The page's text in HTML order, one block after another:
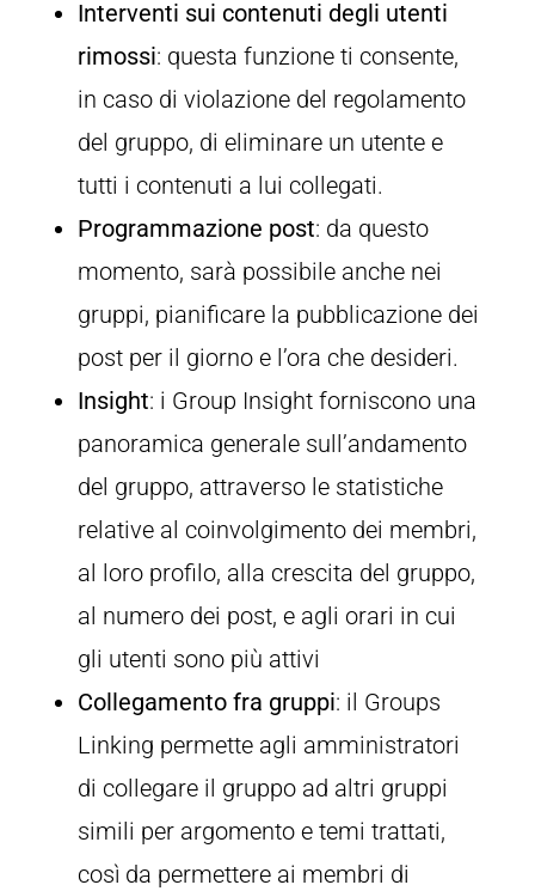
Interventi sui contenuti degli utenti
rimossi: questa funzione ti consente,
in caso di violazione del regolamento
del gruppo, di eliminare un utente e
tutti i contenuti a lui collegati.
Programmazione post: da questo
momento, sarà possibile anche nei
gruppi, pianificare la pubblicazione dei
post per il giorno e l’ora che desideri.
Insight: i Group Insight forniscono una
panoramica generale sull’andamento
del gruppo, attraverso le statistiche
relative al coinvolgimento dei membri,
al loro profilo, alla crescita del gruppo,
al numero dei post, e agli orari in cui
gli utenti sono più attivi
Collegamento fra gruppi: il Groups
Linking permette agli amministratori
di collegare il gruppo ad altri gruppi
simili per argomento e temi trattati,
così da permettere ai membri di